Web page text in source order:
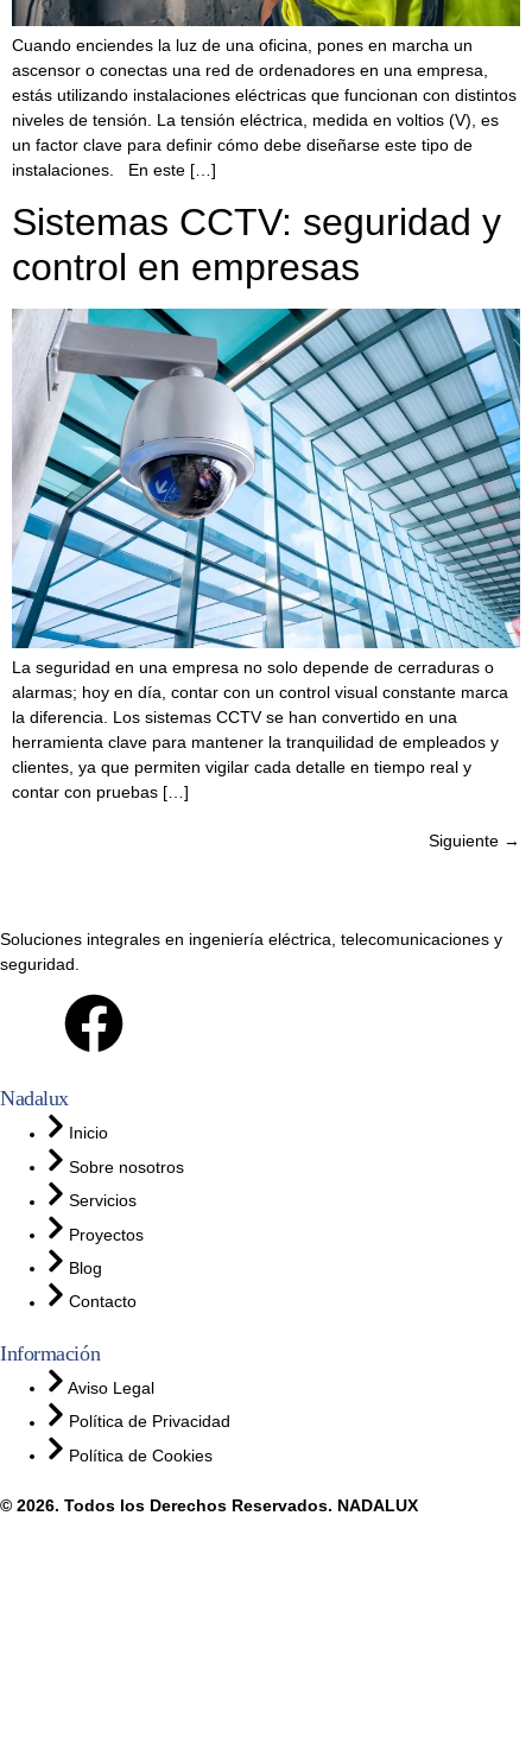
Cuando enciendes la luz de una oficina, pones en marcha un
ascensor o conectas una red de ordenadores en una empresa,
estás utilizando instalaciones eléctricas que funcionan con distintos
niveles de tensión. La tensión eléctrica, medida en voltios (V), es
un factor clave para definir cómo debe diseñarse este tipo de
instalaciones. En este […]
Sistemas CCTV: seguridad y
control en empresas
La seguridad en una empresa no solo depende de cerraduras o
alarmas; hoy en día, contar con un control visual constante marca
la diferencia. Los sistemas CCTV se han convertido en una
herramienta clave para mantener la tranquilidad de empleados y
clientes, ya que permiten vigilar cada detalle en tiempo real y
contar con pruebas […]
Siguiente →
Soluciones integrales en ingeniería eléctrica, telecomunicaciones y
seguridad.
Nadalux
Inicio
Sobre nosotros
Servicios
Proyectos
Blog
Contacto
Información
Aviso Legal
Política de Privacidad
Política de Cookies
© 2026. Todos los Derechos Reservados. NADALUX